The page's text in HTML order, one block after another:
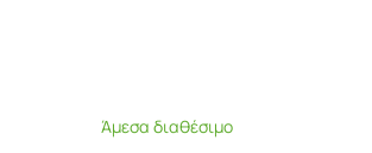
Άμεσα διαθέσιμο